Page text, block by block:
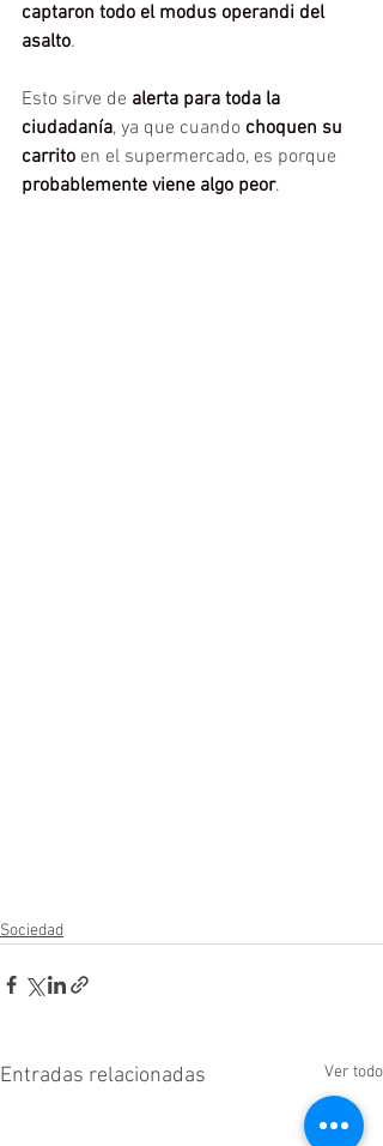
captaron todo el modus operandi del
asalto.
Esto sirve de alerta para toda la
ciudadanía, ya que cuando choquen su
carrito en el supermercado, es porque
probablemente viene algo peor.
Sociedad
Entradas relacionadas Ver todo